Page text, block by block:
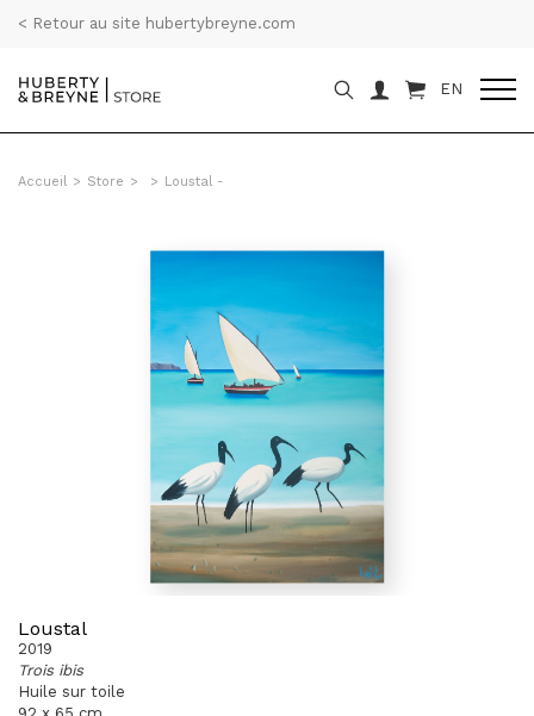
< Retour au site hubertybreyne.com
EN
Accueil > Store > > Loustal -
Loustal
2019
Trois ibis
Huile sur toile